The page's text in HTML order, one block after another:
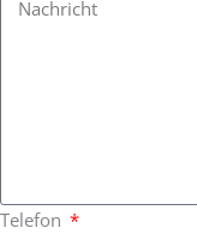
Telefon